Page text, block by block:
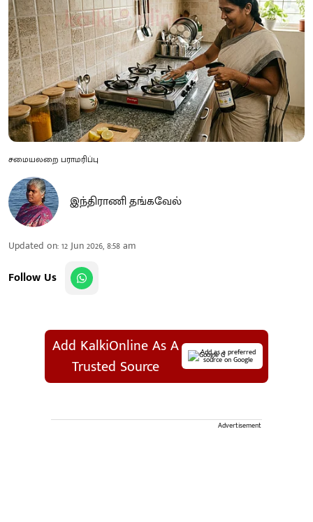
சமையலறை பராமரிப்பு
இந்திராணி தங்கவேல்
Updated on:12 Jun 2026, 8:58 am
Follow Us
Add KalkiOnline As A
Trusted Source
Add as a preferred
source on Google
Advertisement